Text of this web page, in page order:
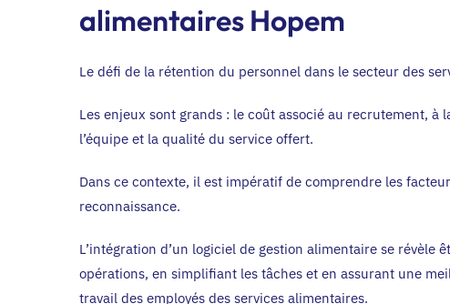
alimentaires Hopem
Le défi de la rétention du personnel dans le secteur des
Les enjeux sont grands : le coût associé au recrutement,
l’équipe et la qualité du service offert.
Dans ce contexte, il est impératif de comprendre les
reconnaissance.
L’intégration d’un logiciel de gestion alimentaire se révèle
opérations, en simplifiant les tâches et en assurant une
travail des employés des services alimentaires.